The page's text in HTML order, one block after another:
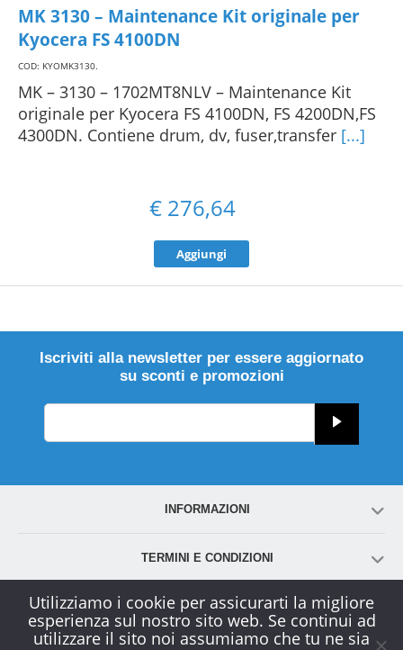
MK 3130 – Maintenance Kit originale per
Kyocera FS 4100DN
COD: KYOMK3130.
MK – 3130 – 1702MT8NLV – Maintenance Kit
originale per Kyocera FS 4100DN, FS 4200DN,FS
4300DN. Contiene drum, dv, fuser,transfer [...]
€ 276,64
Aggiungi
Iscriviti alla newsletter per essere aggiornato
su sconti e promozioni
INFORMAZIONI
TERMINI E CONDIZIONI
ACCOUNT
Utilizziamo i cookie per assicurarti la migliore
esperienza sul nostro sito web. Se continui ad
utilizzare il sito noi assumiamo che tu ne sia